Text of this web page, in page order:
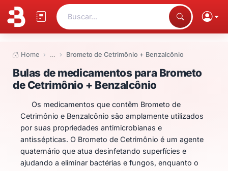
Buscar...
Home … Brometo de Cetrimônio + Benzalcônio
Bulas de medicamentos para
Bulas de medicamentos para Brometo
de Cetrimônio + Benzalcônio
Os medicamentos que contêm Brometo de
Cetrimônio e Benzalcônio são amplamente utilizados
por suas propriedades antimicrobianas e
antissépticas. O Brometo de Cetrimônio é um agente
quaternário que atua desinfetando superfícies e
ajudando a eliminar bactérias e fungos, enquanto o